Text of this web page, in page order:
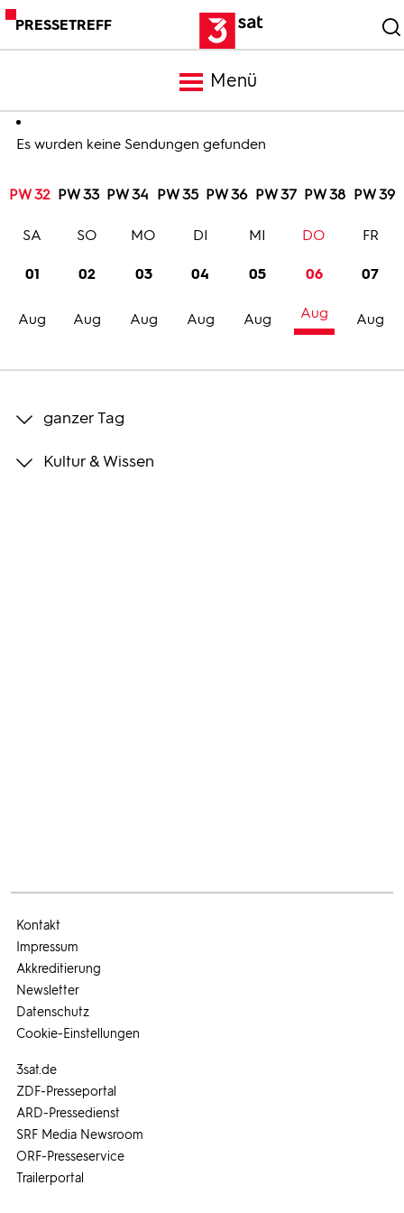
PRESSETREFF
Menü
Meldungen
Programm
Trailer
Bilder
Es wurden keine Sendungen gefunden
PW 32 PW 33 PW 34 PW 35 PW 36 PW 37 PW 38 PW 39
01
Aug
SA
02
Aug
SO
03
Aug
MO
04
Aug
DI
05
Aug
MI
06
Aug
DO
07
Aug
FR
ganzer Tag
Kultur & Wissen
3sat.de
ZDF-Presseportal
ARD-Pressedienst
SRF Media Newsroom
ORF-Presseservice
Trailerportal
Kontakt
Impressum
Akkreditierung
Newsletter
Datenschutz
Cookie-Einstellungen